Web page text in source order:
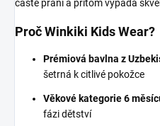
časté praní a přitom vypadá
Proč Winkiki Kids Wear?
Prémiová bavlna z
šetrná k citlivé pokožce
Věkové kategorie 6
fázi dětství